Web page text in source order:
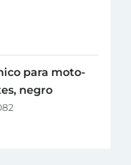
para moto-
negro